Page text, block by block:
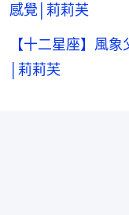
感覺│莉莉芙
【十二星座】風
│莉莉芙